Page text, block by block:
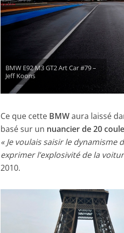
BMW E92 M3 GT2 Art Car #79 –
Jeff Koons
Ce que cette BMWaura laissé
basé sur un nuancier de 20
« Je voulais saisir le dynamisme
exprimer l’explosivité de la
2010.